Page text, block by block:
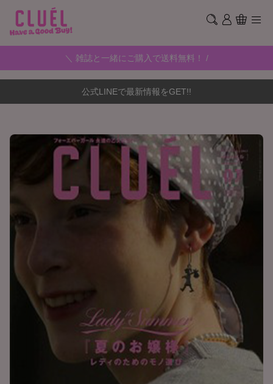
＼ 雑誌と一緒にご購入で送料無料！ /
公式LINEで最新情報をGET!!